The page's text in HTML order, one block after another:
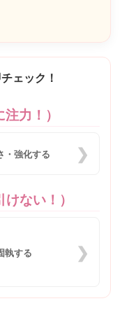
ェック！
力！）
・強化する ❯
ない！）
執する ❯